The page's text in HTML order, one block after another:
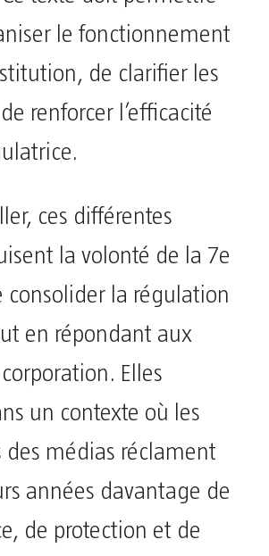
le fonctionnement
de clarifier les
renforcer l’efficacité
ces différentes
la volonté de la 7e
consolider la régulation
en répondant aux
Elles
un contexte où les
des médias réclament
années davantage de
de protection et de